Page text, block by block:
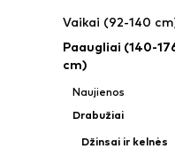
Vaikai (92-140
Paaugliai (140-
cm)
Naujienos
Drabužiai
Džinsai ir kelnės